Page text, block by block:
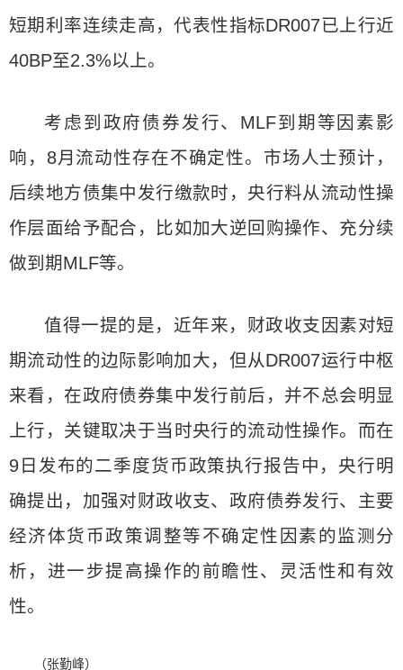
短期利率连续走高，代表性指标DR007已上行近
40BP至2.3%以上。
考虑到政府债券发行、MLF到期等因素影
响，8月流动性存在不确定性。市场人士预计，
后续地方债集中发行缴款时，央行料从流动性操
作层面给予配合，比如加大逆回购操作、充分续
做到期MLF等。
值得一提的是，近年来，财政收支因素对短
期流动性的边际影响加大，但从DR007运行中枢
来看，在政府债券集中发行前后，并不总会明显
上行，关键取决于当时央行的流动性操作。而在
9日发布的二季度货币政策执行报告中，央行明
确提出，加强对财政收支、政府债券发行、主要
经济体货币政策调整等不确定性因素的监测分
析，进一步提高操作的前瞻性、灵活性和有效
性。
（张勤峰）